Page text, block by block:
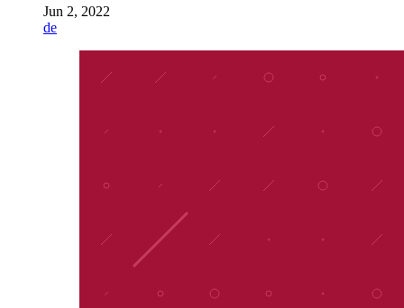
Jun 2, 2022
de